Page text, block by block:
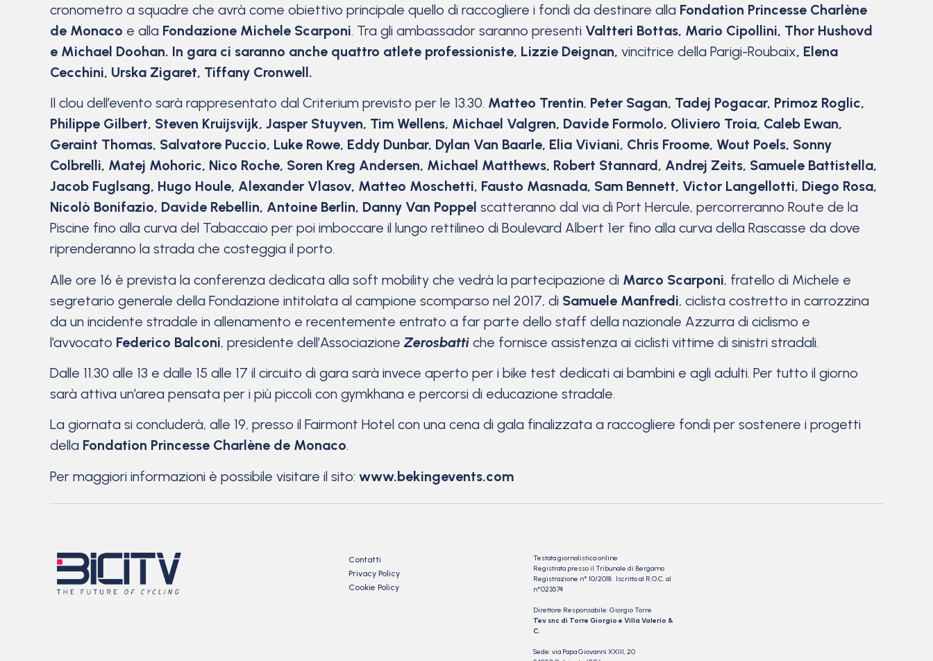
cronometro a squadre che avrà come obiettivo principale quello di raccogliere i fondi da destinare alla Fondation Princesse Charlène
de Monaco e alla Fondazione Michele Scarponi. Tra gli ambassador saranno presenti Valtteri Bottas, Mario Cipollini, Thor Hushovd
e Michael Doohan. In gara ci saranno anche quattro atlete professioniste, Lizzie Deignan, vincitrice della Parigi-Roubaix, Elena
Cecchini, Urska Zigaret, Tiffany Cronwell.
Il clou dell’evento sarà rappresentato dal Criterium previsto per le 13.30. Matteo Trentin, Peter Sagan, Tadej Pogacar, Primoz Roglic,
Philippe Gilbert, Steven Kruijsvijk, Jasper Stuyven, Tim Wellens, Michael Valgren, Davide Formolo, Oliviero Troia, Caleb Ewan,
Geraint Thomas, Salvatore Puccio, Luke Rowe, Eddy Dunbar, Dylan Van Baarle, Elia Viviani, Chris Froome, Wout Poels, Sonny
Colbrelli, Matej Mohoric, Nico Roche, Soren Kreg Andersen, Michael Matthews, Robert Stannard, Andrej Zeits, Samuele Battistella,
Jacob Fuglsang, Hugo Houle, Alexander Vlasov, Matteo Moschetti, Fausto Masnada, Sam Bennett, Victor Langellotti, Diego Rosa,
Nicolò Bonifazio, Davide Rebellin, Antoine Berlin, Danny Van Poppel scatteranno dal via di Port Hercule, percorreranno Route de la
Piscine fino alla curva del Tabaccaio per poi imboccare il lungo rettilineo di Boulevard Albert 1er fino alla curva della Rascasse da dove
riprenderanno la strada che costeggia il porto.
Alle ore 16 è prevista la conferenza dedicata alla soft mobility che vedrà la partecipazione di Marco Scarponi, fratello di Michele e
segretario generale della Fondazione intitolata al campione scomparso nel 2017, di Samuele Manfredi, ciclista costretto in carrozzina
da un incidente stradale in allenamento e recentemente entrato a far parte dello staff della nazionale Azzurra di ciclismo e
l’avvocato Federico Balconi, presidente dell’Associazione Zerosbatti che fornisce assistenza ai ciclisti vittime di sinistri stradali.
Dalle 11.30 alle 13 e dalle 15 alle 17 il circuito di gara sarà invece aperto per i bike test dedicati ai bambini e agli adulti. Per tutto il giorno
sarà attiva un’area pensata per i più piccoli con gymkhana e percorsi di educazione stradale.
La giornata si concluderà, alle 19, presso il Fairmont Hotel con una cena di gala finalizzata a raccogliere fondi per sostenere i progetti
della Fondation Princesse Charlène de Monaco.
Per maggiori informazioni è possibile visitare il sito: www.bekingevents.com
Contatti
Privacy Policy
Cookie Policy
Testata giornalistica online
Registrata presso il Tribunale di Bergamo
Registrazione n° 10/2018 Iscritto al R.O.C. al
n°023574
Direttore Responsabile: Giorgio Torre
Tev snc di Torre Giorgio e Villa Valerio &
C.
Sede: via Papa Giovanni XXIII, 20